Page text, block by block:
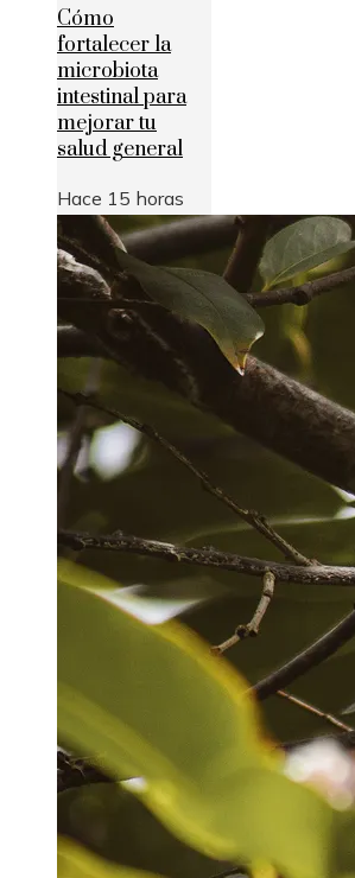
Cómo
fortalecer la
microbiota
intestinal para
mejorar tu
salud general
Hace 15 horas